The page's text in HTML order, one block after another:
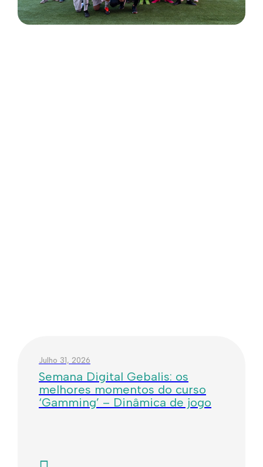
Julho 31, 2026
Semana Digital Gebalis: os
melhores momentos do curso
‘Gamming’ – Dinâmica de jogo